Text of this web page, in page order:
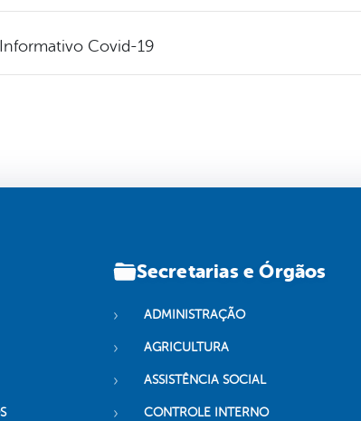
Covid-19
Secretarias e Órgãos
ADMINISTRAÇÃO
AGRICULTURA
ASSISTÊNCIA SOCIAL
CONTROLE INTERNO